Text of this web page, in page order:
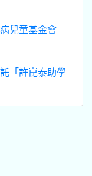
兒童基金會
「許崑泰助學